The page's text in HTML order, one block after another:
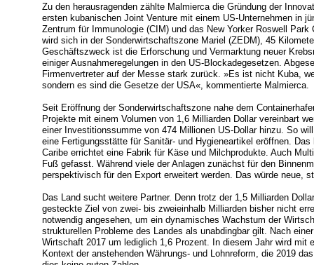
Zu den herausragenden zählte Malmierca die Gründung der
ersten kubanischen Joint Venture mit einem US-Unternehmen in
Zentrum für Immunologie (CIM) und das New Yorker Roswell
wird sich in der Sonderwirtschaftszone Mariel (ZEDM), 45
Geschäftszweck ist die Erforschung und Vermarktung neuer
einiger Ausnahmeregelungen in den US-Blockadegesetzen.
Firmenvertreter auf der Messe stark zurück. »Es ist nicht Kuba,
sondern es sind die Gesetze der USA«, kommentierte Malmierca.
Seit Eröffnung der Sonderwirtschaftszone nahe dem
Projekte mit einem Volumen von 1,6 Milliarden Dollar vereinbart
einer Investitionssumme von 474 Millionen US-Dollar hinzu. So
eine Fertigungsstätte für Sanitär- und Hygieneartikel eröffnen.
Caribe errichtet eine Fabrik für Käse und Milchprodukte. Auch
Fuß gefasst. Während viele der Anlagen zunächst für den
perspektivisch für den Export erweitert werden. Das würde neue,
Das Land sucht weitere Partner. Denn trotz der 1,5 Milliarden
gesteckte Ziel von zwei- bis zweieinhalb Milliarden bisher nicht
notwendig angesehen, um ein dynamisches Wachstum der
strukturellen Probleme des Landes als unabdingbar gilt. Nach
Wirtschaft 2017 um lediglich 1,6 Prozent. In diesem Jahr wird mit
Kontext der anstehenden Währungs- und Lohnreform, die 2019